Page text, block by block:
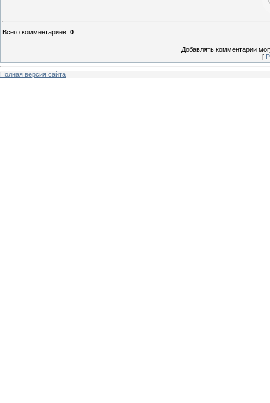
Всего комментариев: 0
Добавлять комментарии
[
Полная версия сайта